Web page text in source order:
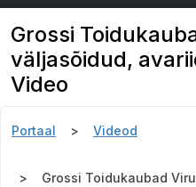
Grossi
väljasõidud,
Video
Portaal Videod
Grossi Toidukaubad